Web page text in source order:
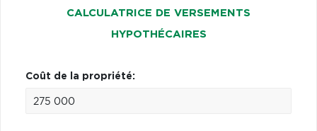
CALCULATRICE DE VERSEMENTS
HYPOTHÉCAIRES
Coût de la propriété: